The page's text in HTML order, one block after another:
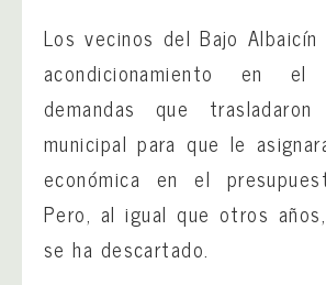
Los vecinos del Bajo Albaicín
acondicionamiento en
demandas que
municipal para que le
económica en el
Pero, al igual que otros
se ha descartado.